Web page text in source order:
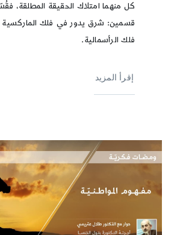
كل منهما امتلاك الحقيقة المطلقة،
قسمين: شرق يدور في فلك
فلك الرأسمالية.
إقرأ المزيد